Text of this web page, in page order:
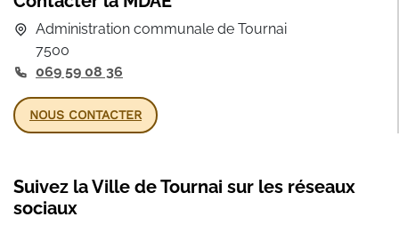
Administration communale de Tournai
7500
069 59 08 36
NOUS CONTACTER
Suivez la Ville de Tournai sur les réseaux
sociaux